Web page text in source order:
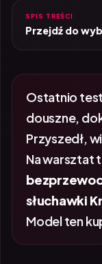
SPIS TREŚCI
Przejdź do
Ostatnio
douszne,
Przyszedł,
Na warsztat
słuchawki
Model ten